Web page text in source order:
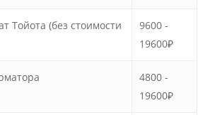
Тойота (без стоимости
9600 -
19600₽
4800 -
19600₽